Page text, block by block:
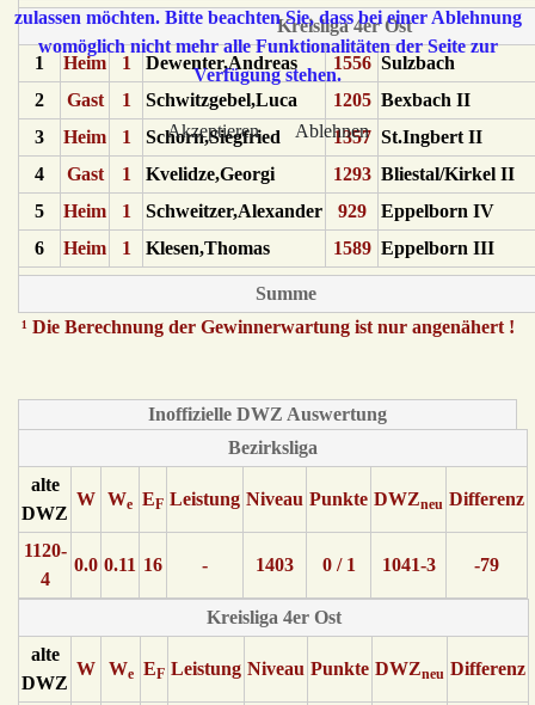
Kreisliga 4er Ost
1
Heim 1 Dewenter,Andreas 1556 Sulzbach
2
Gast 1 Schwitzgebel,Luca 1205 Bexbach II
3
Heim 1 Schorn,Siegfried 1357 St.Ingbert II
4
Gast 1 Kvelidze,Georgi 1293 Bliestal/Kirkel II
5
Heim 1 Schweitzer,Alexander 929
Eppelborn IV
6
Heim 1 Klesen,Thomas 1589 Eppelborn III
Summe
¹ Die Berechnung der Gewinnerwartung ist nur angenähert !
Inoffizielle DWZ Auswertung
Bezirksliga
alte
DWZ
W We EF Leistung Niveau Punkte DWZneu Differenz
1120-
4
0.0 0.11 16 - 1403 0 / 1 1041-3 -79
Kreisliga 4er Ost
alte
DWZ
W We EF Leistung Niveau Punkte DWZneu Differenz
zulassen möchten. Bitte beachten Sie, dass bei einer Ablehnung
womöglich nicht mehr alle Funktionalitäten der Seite zur
Verfügung stehen.
Akzeptieren Ablehnen